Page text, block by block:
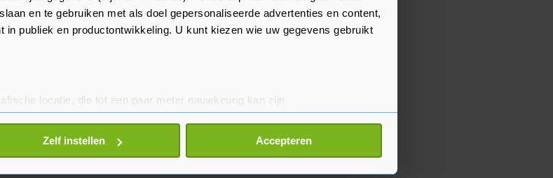
en te gebruiken met als doel gepersonaliseerde advertenties en content,
in publiek en productontwikkeling. U kunt kiezen wie uw gegevens gebruikt
locatie, die tot een paar meter nauwkeurig kan zijn
te scannen op specifieke eigenschappen (fingerprinting)
worden verwerkt en stel uw voorkeuren in het
detailgedeelte
in de Cookieverklaring.
Zelf instellen Accepteren
te vroeg."